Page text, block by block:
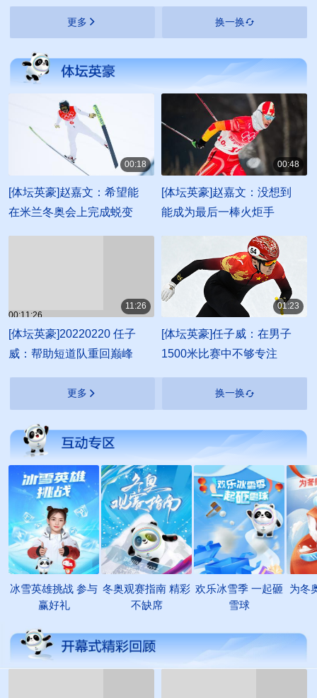
更多 换一换
00:18
[体坛英豪]赵嘉文：希望能
在米兰冬奥会上完成蜕变
00:48
[体坛英豪]赵嘉文：没想到
能成为最后一棒火炬手
00:11:26
11:26
[体坛英豪]20220220 任子
威：帮助短道队重回巅峰
01:23
[体坛英豪]任子威：在男子
1500米比赛中不够专注
更多 换一换
冰雪英雄挑战 参与
赢好礼
冬奥观赛指南 精彩
不缺席
欢乐冰雪季 一起砸
雪球
为冬